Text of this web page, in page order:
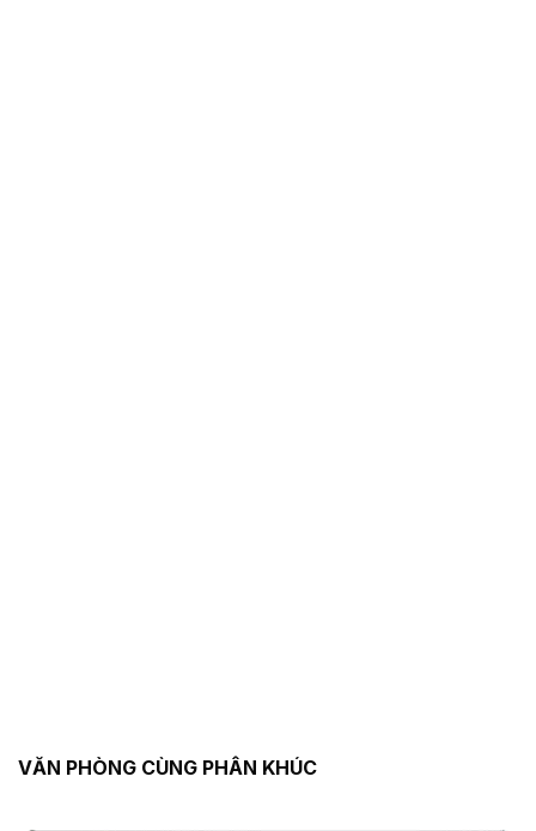
VĂN PHÒNG CÙNG PHÂN KHÚC